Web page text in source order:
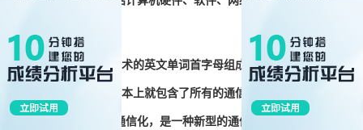
ICT是由信息通信和技术的英文单词首字母组成，可以解释为信息和
通信技术产业，ICT基本上就包含了所有的通信设备以及回应用软
件，结合了信息化和通信化，是一种新型的通信发展领域。